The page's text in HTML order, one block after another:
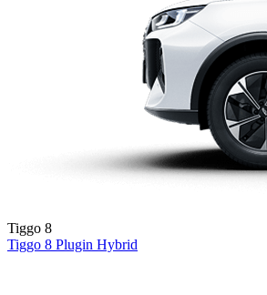
Tiggo 8
Tiggo 8 Plugin Hybrid